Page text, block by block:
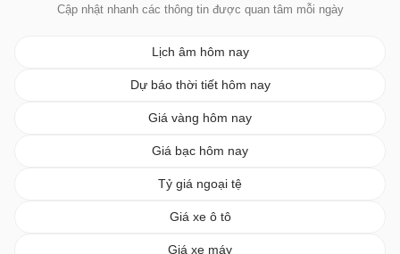
Cập nhật nhanh các thông tin được quan tâm mỗi ngày
Lịch âm hôm nay
Dự báo thời tiết hôm nay
Giá vàng hôm nay
Giá bạc hôm nay
Tỷ giá ngoại tệ
Giá xe ô tô
Giá xe máy